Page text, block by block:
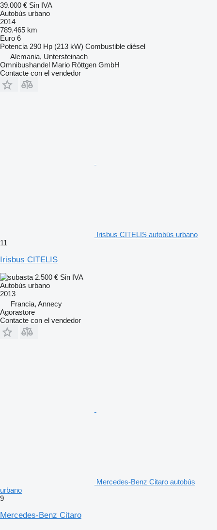
39.000 € Sin IVA
Autobús urbano
2014
789.465 km
Euro 6
Potencia 290 Hp (213 kW) Combustible diésel
Alemania, Untersteinach
Omnibushandel Mario Röttgen GmbH
Contacte con el vendedor
Irisbus CITELIS autobús urbano
11
Irisbus CITELIS
2.500 € Sin IVA
Autobús urbano
2013
Francia, Annecy
Agorastore
Contacte con el vendedor
Mercedes-Benz Citaro autobús
urbano
9
Mercedes-Benz Citaro